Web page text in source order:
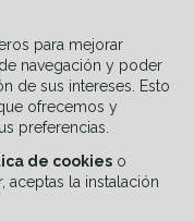
para mejorar
navegación y poder
de sus intereses. Esto
ofrecemos y
preferencias.
de cookies o
aceptas la instalación